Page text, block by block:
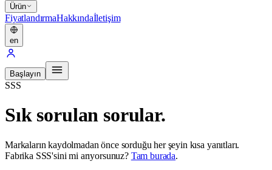
Ürün
FiyatlandırmaHakkındaİletişim
en
Başlayın
SSS
Sık sorulan sorular.
Markaların kaydolmadan önce sorduğu her şeyin kısa yanıtları.
Fabrika SSS'sini mi arıyorsunuz? Tam burada.